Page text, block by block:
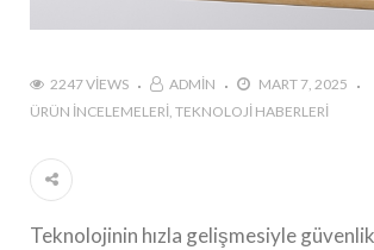
2247 VIEWS ADMIN
MART 7, 2025
ÜRÜN İNCELEMELERI TEKNOLOJI HABERLERI
Teknolojinin hızla gelişmesiyle